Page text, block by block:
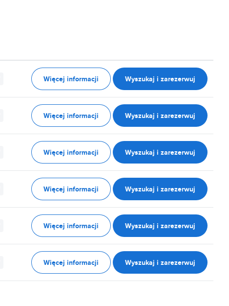
Więcej informacji Wyszukaj i zarezerwuj
Więcej informacji Wyszukaj i zarezerwuj
Więcej informacji Wyszukaj i zarezerwuj
Więcej informacji Wyszukaj i zarezerwuj
Więcej informacji Wyszukaj i zarezerwuj
Więcej informacji Wyszukaj i zarezerwuj